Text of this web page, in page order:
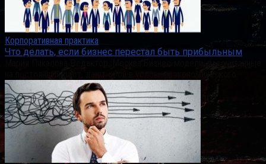
Корпоративная практика
Что делать, если бизнес перестал быть прибыльным
на постоянный рост, дают сбой в условиях экономического